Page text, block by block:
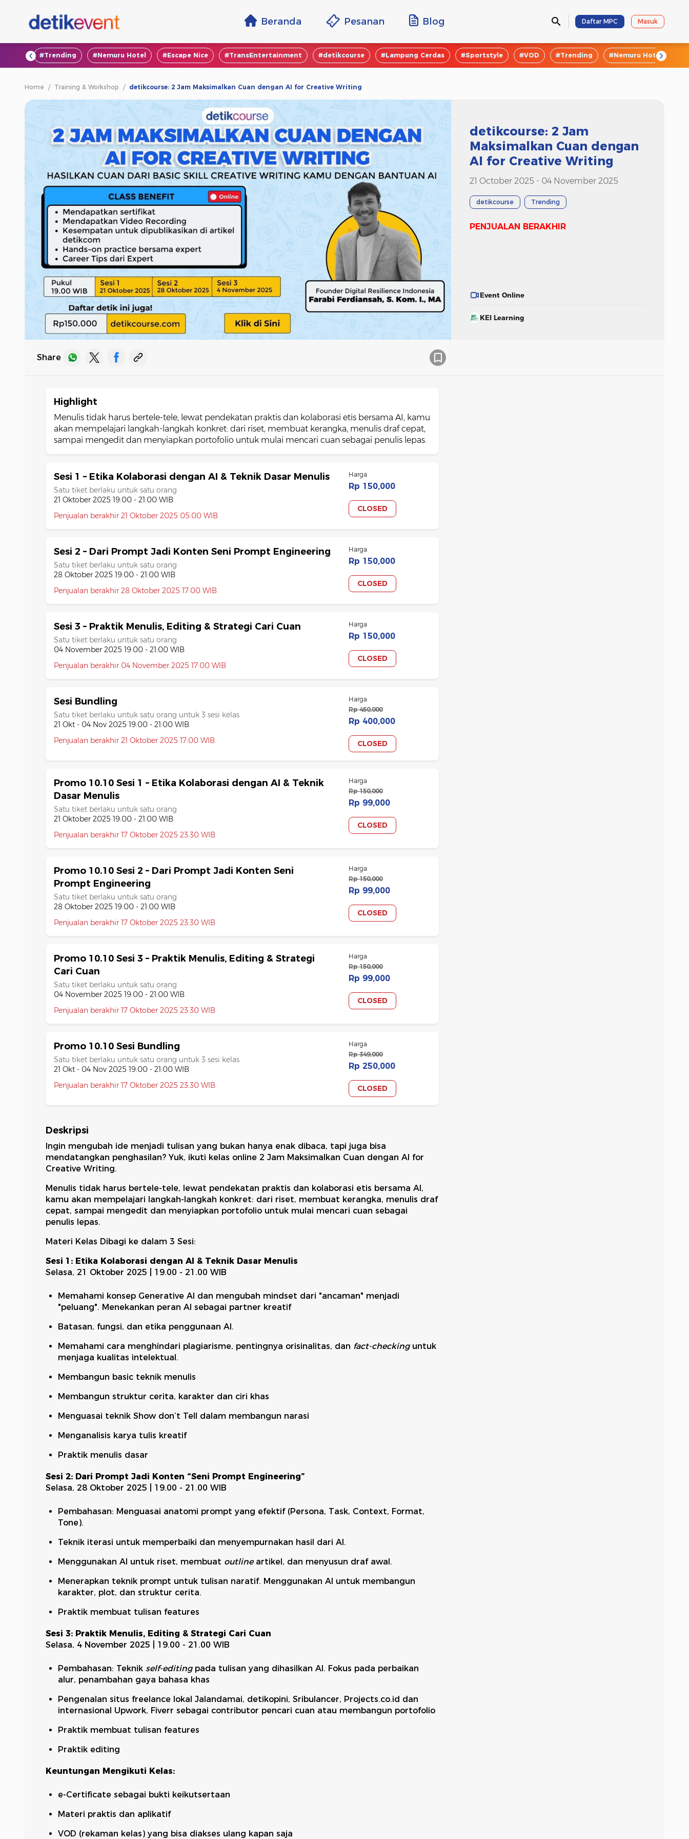
Beranda Pesanan Blog Daftar MPC Masuk
#Trending #Nemuru Hotel #Escape Nice #TransEntertainment #detikcourse #Lampung Cerdas #Sportstyle #VOD #Trending #Nemuru Hotel
Home / Training & Workshop / detikcourse: 2 Jam Maksimalkan Cuan dengan AI for Creative Writing
detikcourse: 2 Jam
Maksimalkan Cuan dengan
AI for Creative Writing
21 October 2025 - 04 November 2025
detikcourse Trending
PENJUALAN BERAKHIR
Event Online
KEI Learning
Share
Highlight
Menulis tidak harus bertele-tele, lewat pendekatan praktis dan kolaborasi etis bersama AI, kamu
akan mempelajari langkah-langkah konkret: dari riset, membuat kerangka, menulis draf cepat,
sampai mengedit dan menyiapkan portofolio untuk mulai mencari cuan sebagai penulis lepas.
Sesi 1 – Etika Kolaborasi dengan AI & Teknik Dasar Menulis
Satu tiket berlaku untuk satu orang
21 Oktober 2025 19:00 - 21:00 WIB
Penjualan berakhir 21 Oktober 2025 05:00 WIB
Harga
Rp 150,000
CLOSED
Sesi 2 – Dari Prompt Jadi Konten Seni Prompt Engineering
Satu tiket berlaku untuk satu orang
28 Oktober 2025 19:00 - 21:00 WIB
Penjualan berakhir 28 Oktober 2025 17:00 WIB
Harga
Rp 150,000
CLOSED
Sesi 3 – Praktik Menulis, Editing & Strategi Cari Cuan
Satu tiket berlaku untuk satu orang
04 November 2025 19:00 - 21:00 WIB
Penjualan berakhir 04 November 2025 17:00 WIB
Harga
Rp 150,000
CLOSED
Sesi Bundling
Satu tiket berlaku untuk satu orang untuk 3 sesi kelas
21 Okt - 04 Nov 2025 19:00 - 21:00 WIB
Penjualan berakhir 21 Oktober 2025 17:00 WIB
Harga
Rp 450,000
Rp 400,000
CLOSED
Promo 10.10 Sesi 1 – Etika Kolaborasi dengan AI & Teknik
Dasar Menulis
Satu tiket berlaku untuk satu orang
21 Oktober 2025 19:00 - 21:00 WIB
Penjualan berakhir 17 Oktober 2025 23:30 WIB
Harga
Rp 150,000
Rp 99,000
CLOSED
Promo 10.10 Sesi 2 – Dari Prompt Jadi Konten Seni
Prompt Engineering
Satu tiket berlaku untuk satu orang
28 Oktober 2025 19:00 - 21:00 WIB
Penjualan berakhir 17 Oktober 2025 23:30 WIB
Harga
Rp 150,000
Rp 99,000
CLOSED
Promo 10.10 Sesi 3 – Praktik Menulis, Editing & Strategi
Cari Cuan
Satu tiket berlaku untuk satu orang
04 November 2025 19:00 - 21:00 WIB
Penjualan berakhir 17 Oktober 2025 23:30 WIB
Harga
Rp 150,000
Rp 99,000
CLOSED
Promo 10.10 Sesi Bundling
Satu tiket berlaku untuk satu orang untuk 3 sesi kelas
21 Okt - 04 Nov 2025 19:00 - 21:00 WIB
Penjualan berakhir 17 Oktober 2025 23:30 WIB
Harga
Rp 349,000
Rp 250,000
CLOSED
Deskripsi
Ingin mengubah ide menjadi tulisan yang bukan hanya enak dibaca, tapi juga bisa
mendatangkan penghasilan? Yuk, ikuti kelas online 2 Jam Maksimalkan Cuan dengan AI for
Creative Writing.
Menulis tidak harus bertele-tele, lewat pendekatan praktis dan kolaborasi etis bersama AI,
kamu akan mempelajari langkah-langkah konkret: dari riset, membuat kerangka, menulis draf
cepat, sampai mengedit dan menyiapkan portofolio untuk mulai mencari cuan sebagai
penulis lepas.
Materi Kelas Dibagi ke dalam 3 Sesi:
Sesi 1: Etika Kolaborasi dengan AI & Teknik Dasar Menulis
Selasa, 21 Oktober 2025 | 19.00 - 21.00 WIB
Memahami konsep Generative AI dan mengubah mindset dari "ancaman" menjadi
"peluang". Menekankan peran AI sebagai partner kreatif
Batasan, fungsi, dan etika penggunaan AI.
Memahami cara menghindari plagiarisme, pentingnya orisinalitas, dan fact-checkinguntuk
menjaga kualitas intelektual.
Membangun basic teknik menulis
Membangun struktur cerita, karakter dan ciri khas
Menguasai teknik Show don’t Tell dalam membangun narasi
Menganalisis karya tulis kreatif
Praktik menulis dasar
Sesi 2: Dari Prompt Jadi Konten “Seni Prompt Engineering”
Selasa, 28 Oktober 2025 | 19.00 - 21.00 WIB
Pembahasan: Menguasai anatomi prompt yang efektif (Persona, Task, Context, Format,
Tone).
Teknik iterasi untuk memperbaiki dan menyempurnakan hasil dari AI.
Menggunakan AI untuk riset, membuat outlineartikel, dan menyusun draf awal.
Menerapkan teknik prompt untuk tulisan naratif. Menggunakan AI untuk membangun
karakter, plot, dan struktur cerita.
Praktik membuat tulisan features
Sesi 3: Praktik Menulis, Editing & Strategi Cari Cuan
Selasa, 4 November 2025 | 19.00 - 21.00 WIB
Pembahasan: Teknik self-editingpada tulisan yang dihasilkan AI. Fokus pada perbaikan
alur, penambahan gaya bahasa khas
Pengenalan situs freelance lokal Jalandamai, detikopini, Sribulancer, Projects.co.id dan
internasional Upwork, Fiverr sebagai contributor pencari cuan atau membangun portofolio
Praktik membuat tulisan features
Praktik editing
Keuntungan Mengikuti Kelas:
e-Certificate sebagai bukti keikutsertaan
Materi praktis dan aplikatif
VOD (rekaman kelas) yang bisa diakses ulang kapan saja